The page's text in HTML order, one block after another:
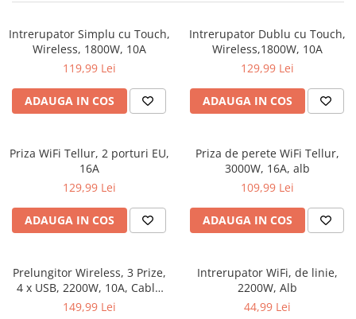
Set Parfum
Parfum tip fiola
Intrerupator Simplu cu Touch,
Wireless, 1800W, 10A
119,99 Lei
ADAUGA IN COS
Intrerupator Dublu cu Touch,
Wireless,1800W, 10A
129,99 Lei
ADAUGA IN COS
Priza WiFi Tellur, 2 porturi EU,
16A
129,99 Lei
ADAUGA IN COS
Priza de perete WiFi Tellur,
3000W, 16A, alb
109,99 Lei
ADAUGA IN COS
Prelungitor Wireless, 3 Prize,
4 x USB, 2200W, 10A, Cablu
1.8m
149,99 Lei
Intrerupator WiFi, de linie,
2200W, Alb
44,99 Lei